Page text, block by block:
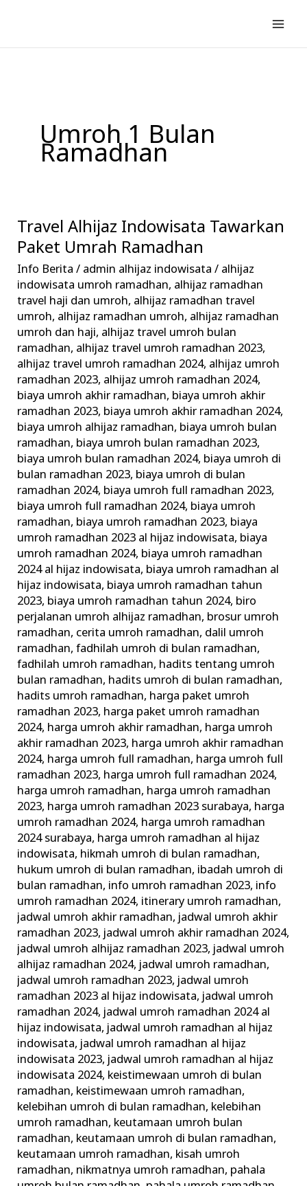
konten
Umroh 1 Bulan
Ramadhan
Travel Alhijaz Indowisata Tawarkan
Paket Umrah Ramadhan
Info Berita / admin alhijaz indowisata/ alhijaz
indowisata umroh ramadhan, alhijaz ramadhan
travel haji dan umroh, alhijaz ramadhan travel
umroh, alhijaz ramadhan umroh, alhijaz ramadhan
umroh dan haji, alhijaz travel umroh bulan
ramadhan, alhijaz travel umroh ramadhan 2023,
alhijaz travel umroh ramadhan 2024, alhijaz umroh
ramadhan 2023, alhijaz umroh ramadhan 2024,
biaya umroh akhir ramadhan, biaya umroh akhir
ramadhan 2023, biaya umroh akhir ramadhan 2024,
biaya umroh alhijaz ramadhan, biaya umroh bulan
ramadhan, biaya umroh bulan ramadhan 2023,
biaya umroh bulan ramadhan 2024, biaya umroh di
bulan ramadhan 2023, biaya umroh di bulan
ramadhan 2024, biaya umroh full ramadhan 2023,
biaya umroh full ramadhan 2024, biaya umroh
ramadhan, biaya umroh ramadhan 2023, biaya
umroh ramadhan 2023 al hijaz indowisata, biaya
umroh ramadhan 2024, biaya umroh ramadhan
2024 al hijaz indowisata, biaya umroh ramadhan al
hijaz indowisata, biaya umroh ramadhan tahun
2023, biaya umroh ramadhan tahun 2024, biro
perjalanan umroh alhijaz ramadhan, brosur umroh
ramadhan, cerita umroh ramadhan, dalil umroh
ramadhan,fadhilah umroh di bulan ramadhan,
fadhilah umroh ramadhan, hadits tentang umroh
bulan ramadhan, hadits umroh di bulan ramadhan,
hadits umroh ramadhan, harga paket umroh
ramadhan 2023, harga paket umroh ramadhan
2024, harga umroh akhir ramadhan, harga umroh
akhir ramadhan 2023, harga umroh akhir ramadhan
2024, harga umroh full ramadhan, harga umroh full
ramadhan 2023, harga umroh full ramadhan 2024,
harga umroh ramadhan, harga umroh ramadhan
2023, harga umroh ramadhan 2023 surabaya, harga
umroh ramadhan 2024, harga umroh ramadhan
2024 surabaya, harga umroh ramadhan al hijaz
indowisata, hikmah umroh di bulan ramadhan,
hukum umroh di bulan ramadhan, ibadah umroh di
bulan ramadhan, info umroh ramadhan 2023, info
umroh ramadhan 2024, itinerary umroh ramadhan,
jadwal umroh akhir ramadhan, jadwal umroh akhir
ramadhan 2023, jadwal umroh akhir ramadhan 2024,
jadwal umroh alhijaz ramadhan 2023, jadwal umroh
alhijaz ramadhan 2024, jadwal umroh ramadhan,
jadwal umroh ramadhan 2023, jadwal umroh
ramadhan 2023 al hijaz indowisata, jadwal umroh
ramadhan 2024, jadwal umroh ramadhan 2024 al
hijaz indowisata, jadwal umroh ramadhan al hijaz
indowisata, jadwal umroh ramadhan al hijaz
indowisata 2023, jadwal umroh ramadhan al hijaz
indowisata 2024, keistimewaan umroh di bulan
ramadhan, keistimewaan umroh ramadhan,
kelebihan umroh di bulan ramadhan, kelebihan
umroh ramadhan, keutamaan umroh bulan
ramadhan, keutamaan umroh di bulan ramadhan,
keutamaan umroh ramadhan, kisah umroh
ramadhan, nikmatnya umroh ramadhan, pahala
Travel
Alhijaz
Indowisata
Tawarkan
Paket
Umrah
Ramadhan